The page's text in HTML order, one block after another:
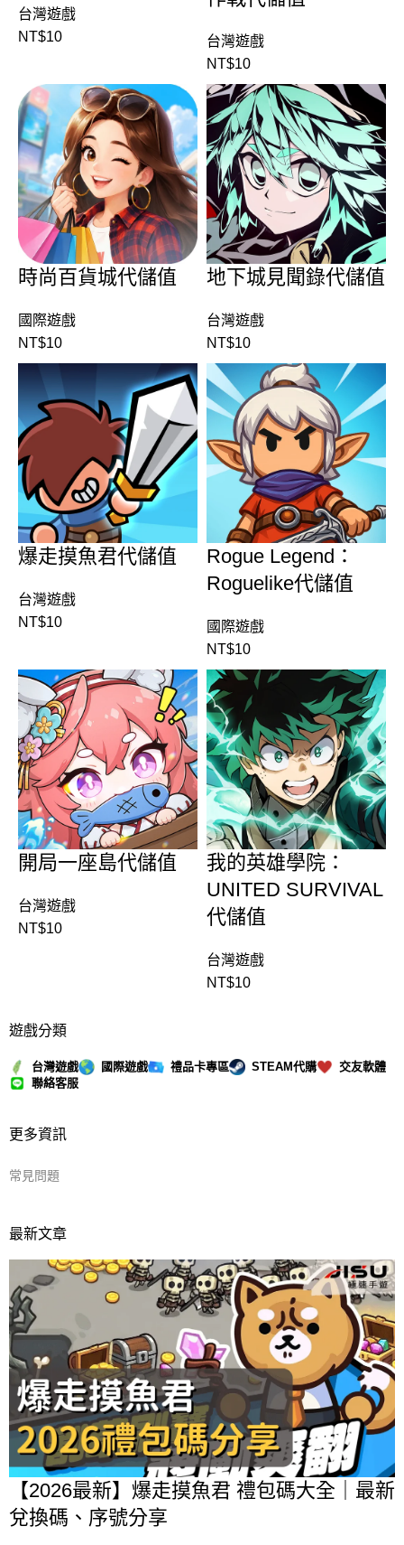
台灣遊戲
NT$10
台灣遊戲
NT$10
時尚百貨城代儲值
國際遊戲
NT$10
地下城見聞錄代儲值
台灣遊戲
NT$10
爆走摸魚君代儲值
台灣遊戲
NT$10
Rogue Legend：
Roguelike代儲值
國際遊戲
NT$10
開局一座島代儲值
台灣遊戲
NT$10
我的英雄學院：
UNITED SURVIVAL
代儲值
台灣遊戲
NT$10
遊戲分類
台灣遊戲 國際遊戲 禮品卡專區 STEAM代購
交友軟體
聯絡客服
更多資訊
常見問題
最新文章
【2026最新】爆走摸魚君 禮包碼大全｜最新
兌換碼、序號分享